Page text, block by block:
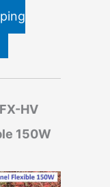
HV
150W